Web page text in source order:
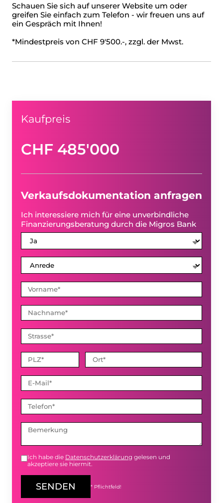
Schauen Sie sich auf unserer Website um oder
greifen Sie einfach zum Telefon - wir freuen uns auf
ein Gespräch mit Ihnen!
*Mindestpreis von CHF 9'500.-, zzgl. der Mwst.
Kaufpreis
CHF 485'000
Verkaufsdokumentation anfragen
Ich interessiere mich für eine unverbindliche
Finanzierungsberatung durch die Migros Bank
Ich habe die Datenschutzerklärung gelesen und
akzeptiere sie hiermit.
SENDEN * Pflichtfeld!